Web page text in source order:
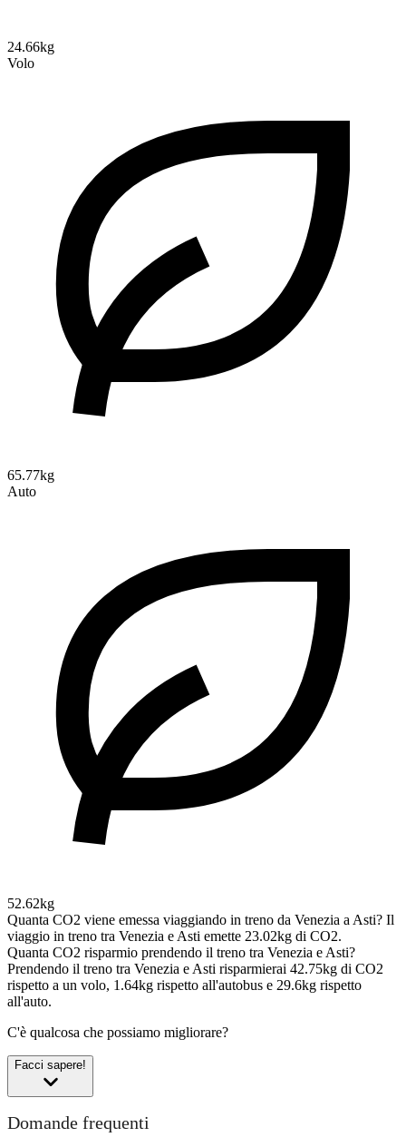
24.66kg
Volo
65.77kg
Auto
52.62kg
Quanta CO2 viene emessa viaggiando in treno da Venezia a Asti? Il
viaggio in treno tra Venezia e Asti emette 23.02kg di CO2.
Quanta CO2 risparmio prendendo il treno tra Venezia e Asti?
Prendendo il treno tra Venezia e Asti risparmierai 42.75kg di CO2
rispetto a un volo, 1.64kg rispetto all'autobus e 29.6kg rispetto
all'auto.
C'è qualcosa che possiamo migliorare?
Facci sapere!
Domande frequenti